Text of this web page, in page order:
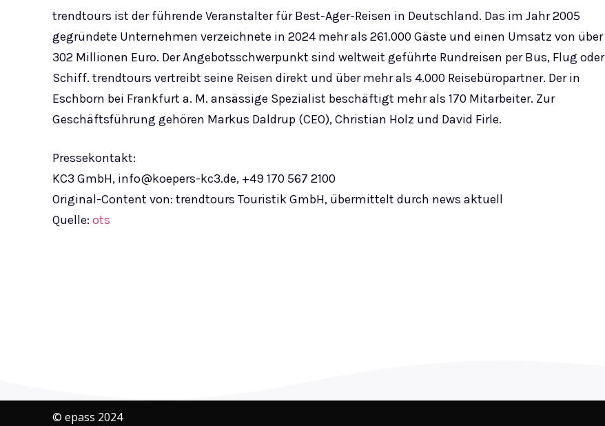
trendtours ist der führende Veranstalter für Best-Ager-Reisen in Deutschland. Das im Jahr 2005
gegründete Unternehmen verzeichnete in 2024 mehr als 261.000 Gäste und einen Umsatz von über
302 Millionen Euro. Der Angebotsschwerpunkt sind weltweit geführte Rundreisen per Bus, Flug oder
Schiff. trendtours vertreibt seine Reisen direkt und über mehr als 4.000 Reisebüropartner. Der in
Eschborn bei Frankfurt a. M. ansässige Spezialist beschäftigt mehr als 170 Mitarbeiter. Zur
Geschäftsführung gehören Markus Daldrup (CEO), Christian Holz und David Firle.
Pressekontakt:
KC3 GmbH, info@koepers-kc3.de, +49 170 567 2100
Original-Content von: trendtours Touristik GmbH, übermittelt durch news aktuell
Quelle: ots
© epass 2024